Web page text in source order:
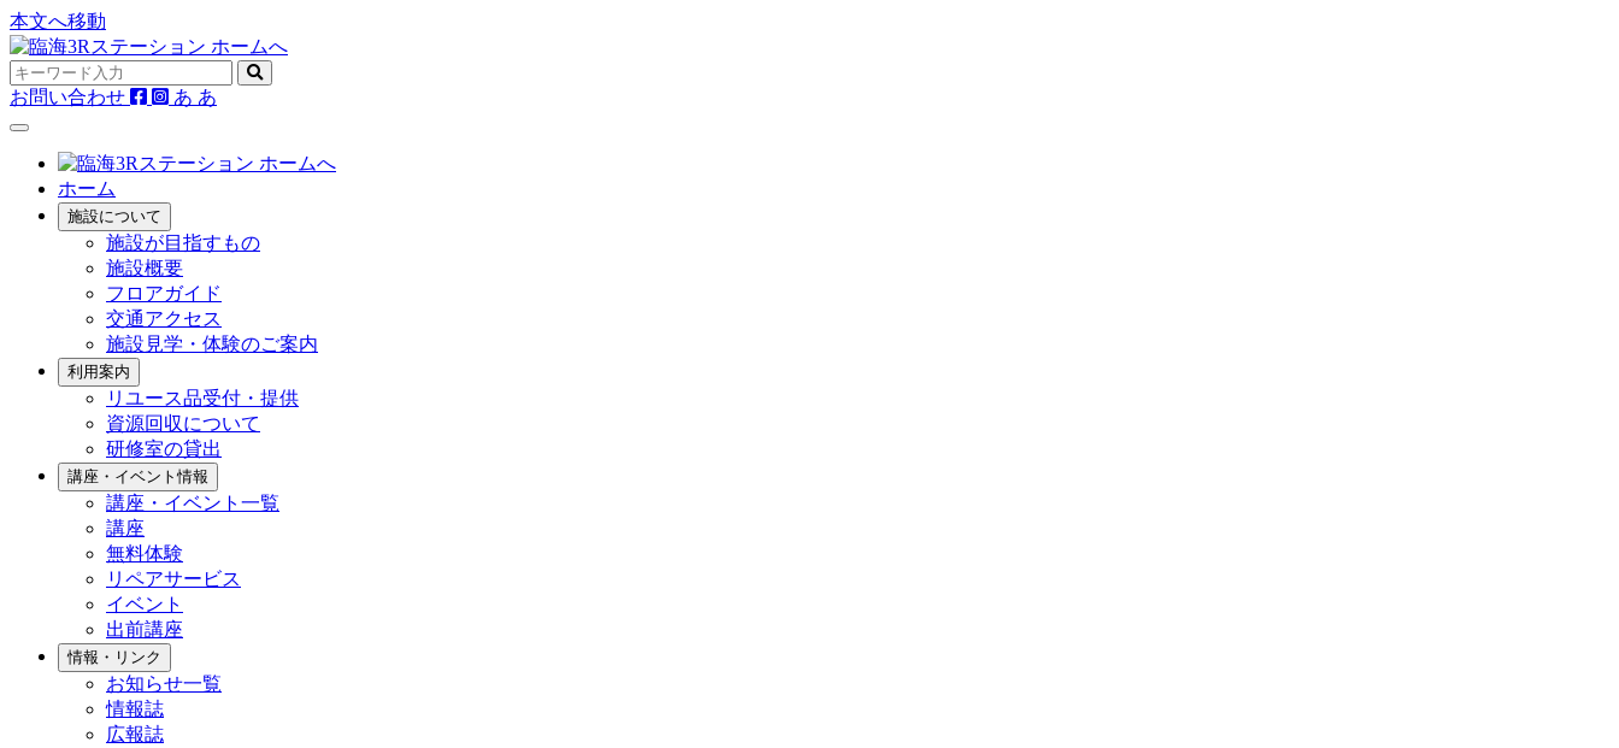
本文へ移動
お問い合わせ あ あ
ホーム
施設について
施設が目指すもの
施設概要
フロアガイド
交通アクセス
施設見学・体験のご案内
利用案内
リユース品受付・提供
資源回収について
研修室の貸出
講座・イベント情報
講座・イベント一覧
講座
無料体験
リペアサービス
イベント
出前講座
情報・リンク
お知らせ一覧
情報誌
広報誌